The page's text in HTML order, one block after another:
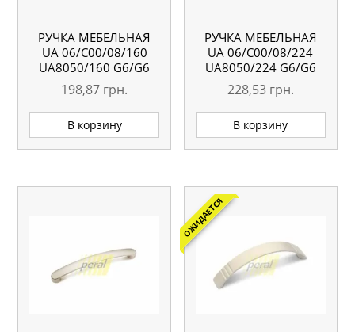
РУЧКА МЕБЕЛЬНАЯ
UA 06/C00/08/160
UA8050/160 G6/G6
198,87 грн.
В корзину
РУЧКА МЕБЕЛЬНАЯ
UA 06/C00/08/224
UA8050/224 G6/G6
228,53 грн.
В корзину
ОЖИДАЕТСЯ